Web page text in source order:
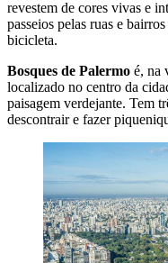
revestem de cores vivas e
passeios pelas ruas e
bicicleta.
Bosques de Palermo é, na
localizado no centro da
paisagem verdejante. Tem
descontrair e fazer